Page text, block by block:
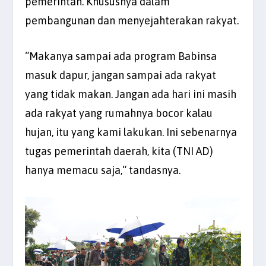
pembangunan dan menyejahterakan rakyat.
“Makanya sampai ada program Babinsa
masuk dapur, jangan sampai ada rakyat
yang tidak makan. Jangan ada hari ini masih
ada rakyat yang rumahnya bocor kalau
hujan, itu yang kami lakukan. Ini sebenarnya
tugas pemerintah daerah, kita (TNI AD)
hanya memacu saja,“ tandasnya.